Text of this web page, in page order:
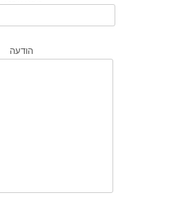
הודעה